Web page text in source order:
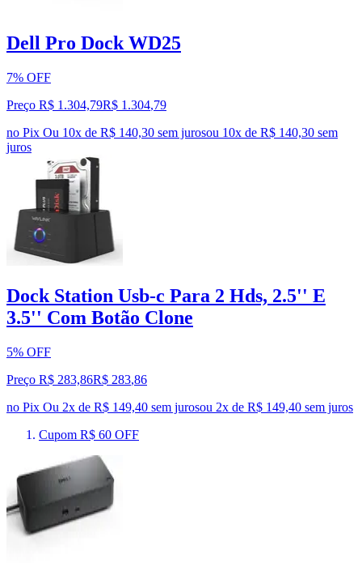
Dell Pro Dock WD25
7% OFF
Preço R$ 1.304,79R$ 1.304,79
no Pix Ou 10x de R$ 140,30 sem jurosou 10x de R$ 140,30 sem
juros
Dock Station Usb-c Para 2 Hds, 2.5'' E
3.5'' Com Botão Clone
5% OFF
Preço R$ 283,86R$ 283,86
no Pix Ou 2x de R$ 149,40 sem jurosou 2x de R$ 149,40 sem juros
Cupom R$ 60 OFF